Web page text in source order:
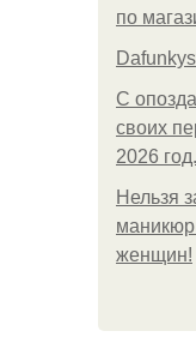
по
С
своих
2026 год.
Нельзя
женщин!